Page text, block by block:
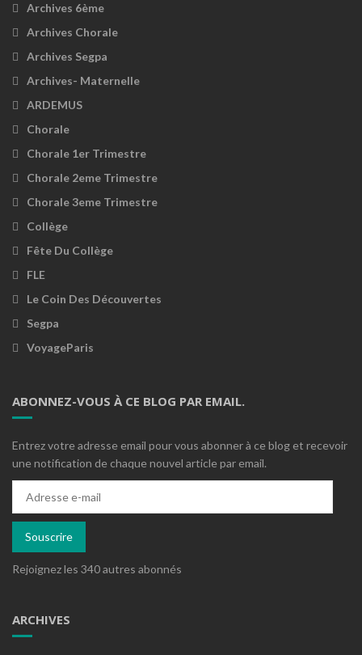
Archives 6ème
Archives Chorale
Archives Segpa
Archives- Maternelle
ARDEMUS
Chorale
Chorale 1er Trimestre
Chorale 2eme Trimestre
Chorale 3eme Trimestre
Collège
Fête Du Collège
FLE
Le Coin Des Découvertes
Segpa
VoyageParis
ABONNEZ-VOUS À CE BLOG PAR EMAIL.
Entrez votre adresse email pour vous abonner à ce blog et recevoir
une notification de chaque nouvel article par email.
mail
Souscrire
Rejoignez les 340 autres abonnés
ARCHIVES